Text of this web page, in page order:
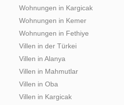
Wohnungen in Kargicak
Wohnungen in Kemer
Wohnungen in Fethiye
Villen in der Türkei
Villen in Alanya
Villen in Mahmutlar
Villen in Oba
Villen in Kargicak